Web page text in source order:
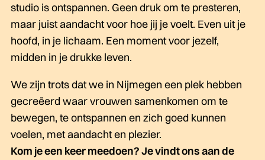
studio is ontspannen. Geen druk om te presteren,
maar juist aandacht voor hoe jij je voelt. Even uit je
hoofd, in je lichaam. Een moment voor jezelf,
midden in je drukke leven.
We zijn trots dat we in Nijmegen een plek hebben
gecreëerd waar vrouwen samenkomen om te
bewegen, te ontspannen en zich goed kunnen
voelen, met aandacht en plezier.
Kom je een keer meedoen? Je vindt ons aan de